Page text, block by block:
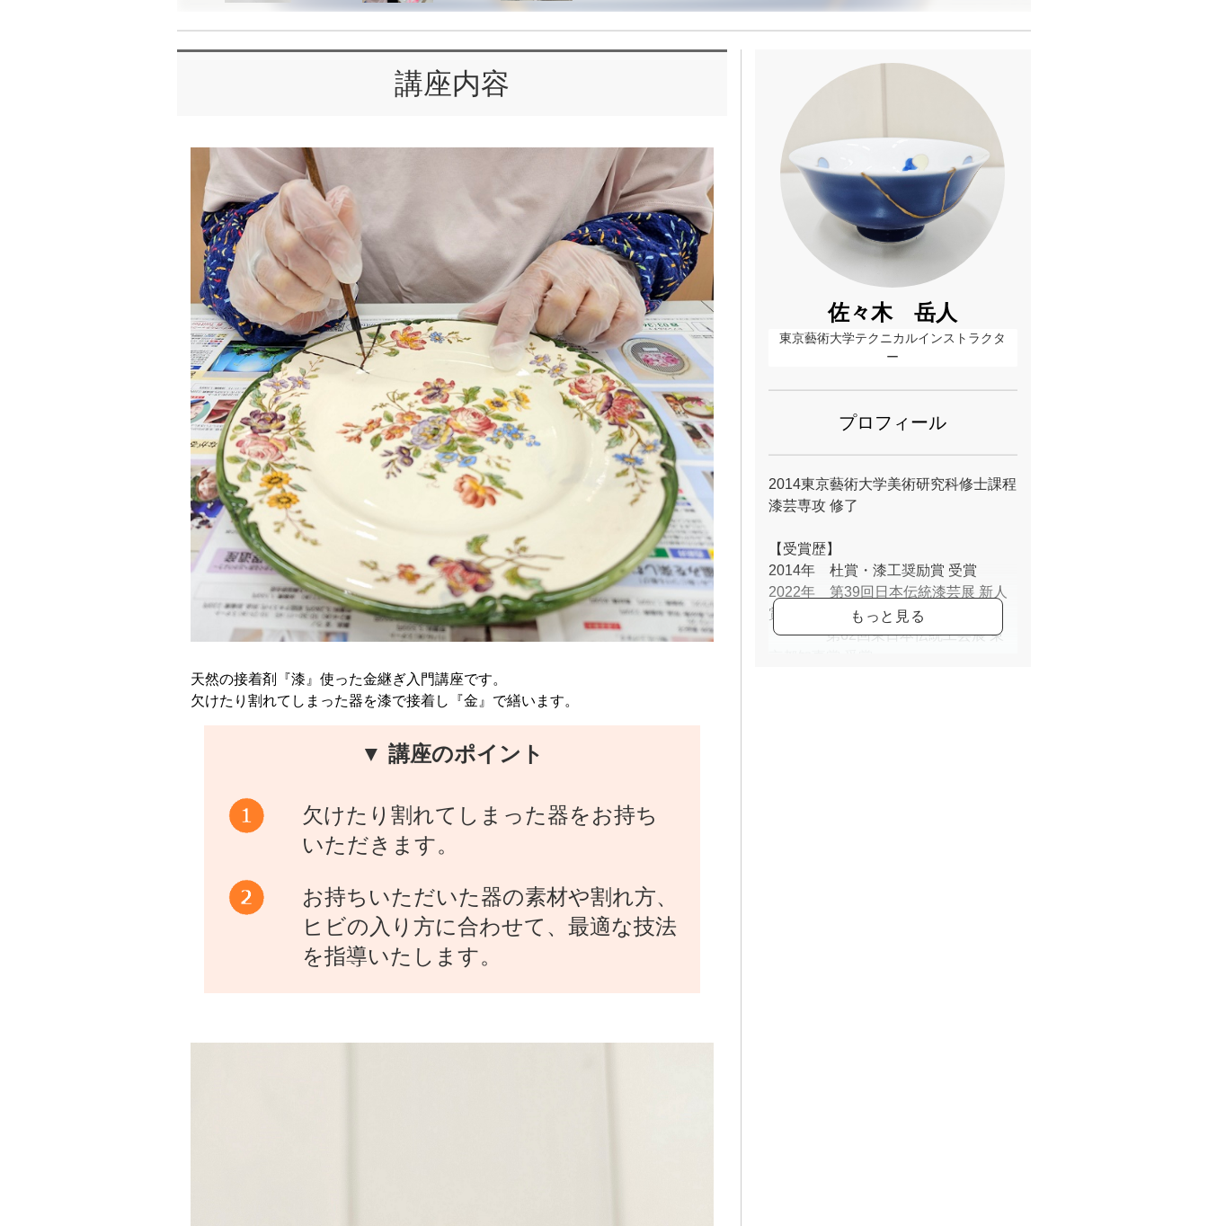
講座内容
天然の接着剤『漆』使った金継ぎ入門講座です。
欠けたり割れてしまった器を漆で接着し『金』で繕います。
▼ 講座のポイント
欠けたり割れてしまった器をお持ち
いただきます。
お持ちいただいた器の素材や割れ方、
ヒビの入り方に合わせて、最適な技法
を指導いたします。
佐々木 岳人
東京藝術大学テクニカルインストラクタ
ー
プロフィール
2014東京藝術大学美術研究科修士課程
漆芸専攻 修了
【受賞歴】
2014年 杜賞・漆工奨励賞 受賞
2022年 第39回日本伝統漆芸展 新人
賞 受賞
第62回東日本伝統工芸展 東